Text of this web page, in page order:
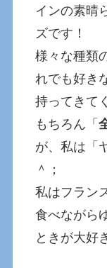
インの素晴
ズです！
様々な種類
れでも好き
持ってきて
もちろん「
が、私は「
＾；
私はフラン
食べながら
ときが大好